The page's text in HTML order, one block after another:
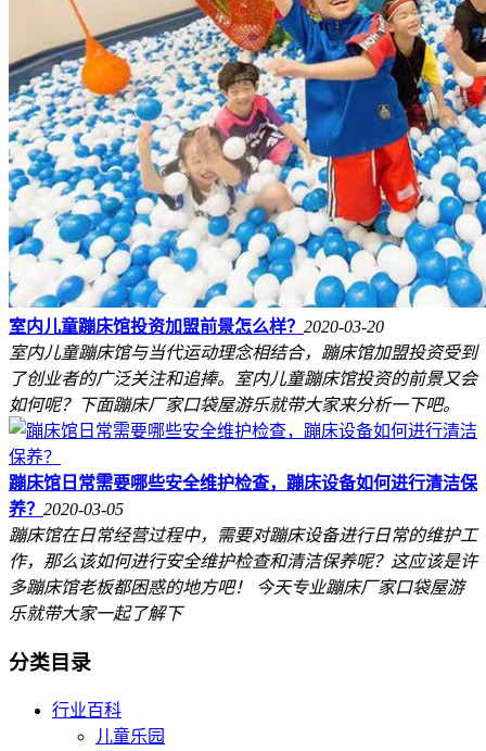
室内儿童蹦床馆投资加盟前景怎么样？ 2020-03-20
室内儿童蹦床馆与当代运动理念相结合，蹦床馆加盟投资受到
了创业者的广泛关注和追捧。室内儿童蹦床馆投资的前景又会
如何呢？下面蹦床厂家口袋屋游乐就带大家来分析一下吧。
蹦床馆日常需要哪些安全维护检查，蹦床设备如何进行清洁保
养？ 2020-03-05
蹦床馆在日常经营过程中，需要对蹦床设备进行日常的维护工
作，那么该如何进行安全维护检查和清洁保养呢？这应该是许
多蹦床馆老板都困惑的地方吧！ 今天专业蹦床厂家口袋屋游
乐就带大家一起了解下
分类目录
行业百科
儿童乐园